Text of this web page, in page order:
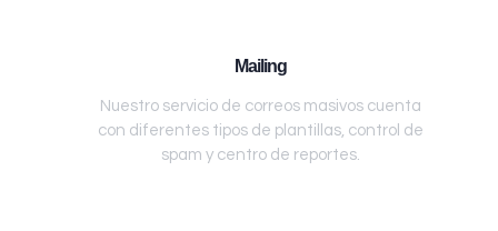
Mailing
Nuestro servicio de correos masivos cuenta
con diferentes tipos de plantillas, control de
spam y centro de reportes.